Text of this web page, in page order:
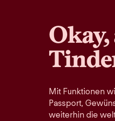
Mit Funktionen
Passport,
weiterhin die